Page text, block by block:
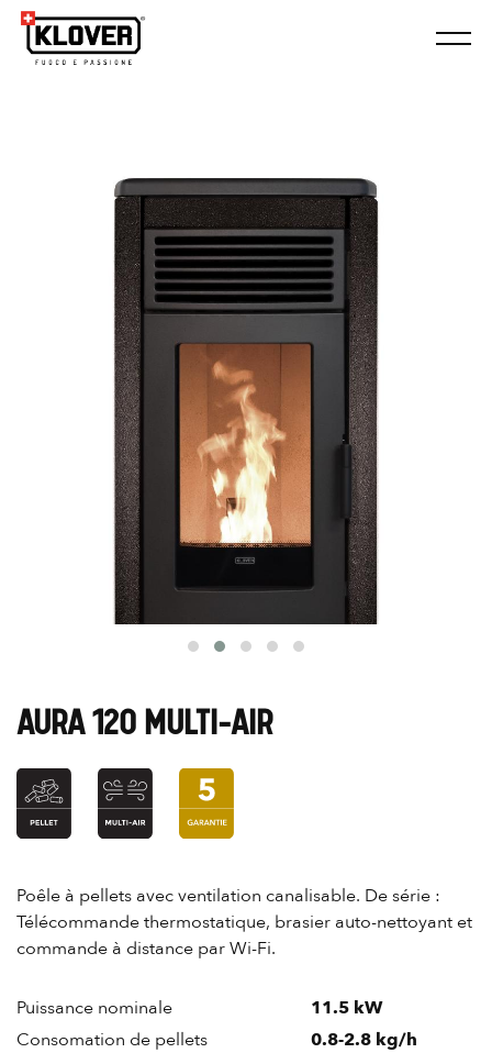
AURA 120 MULTI-AIR
Poêle à pellets avec ventilation canalisable. De série :
Télécommande thermostatique, brasier auto-nettoyant et
commande à distance par Wi-Fi.
Puissance nominale
11.5 kW
Consomation de pellets
0.8-2.8 kg/h